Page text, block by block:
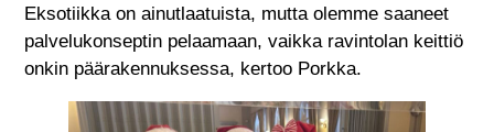
Eksotiikka on ainutlaatuista, mutta olemme saaneet
palvelukonseptin pelaamaan, vaikka ravintolan keittiö
onkin päärakennuksessa, kertoo Porkka.